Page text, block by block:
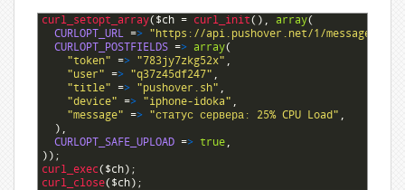
curl_setopt_array( $ch = curl_init( ) , array(
CURLOPT_URL => "https://api.pushover.net/1/
CURLOPT_POSTFIELDS => array(
"token"
=> "783jy7zkg52x" ,
"user"
=> "q37z45df247" ,
"title"
=> "pushover.sh" ,
"device"
=> "iphone-idoka" ,
"message"
=> "статус сервера: 25% CPU Load" ,
) ,
CURLOPT_SAFE_UPLOAD => true ,
) ) ;
curl_exec( $ch) ;
curl_close( $ch) ;